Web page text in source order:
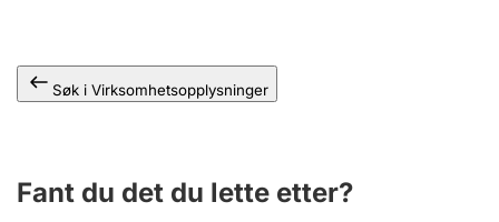
Søk i Virksomhetsopplysninger
Fant du det du lette etter?